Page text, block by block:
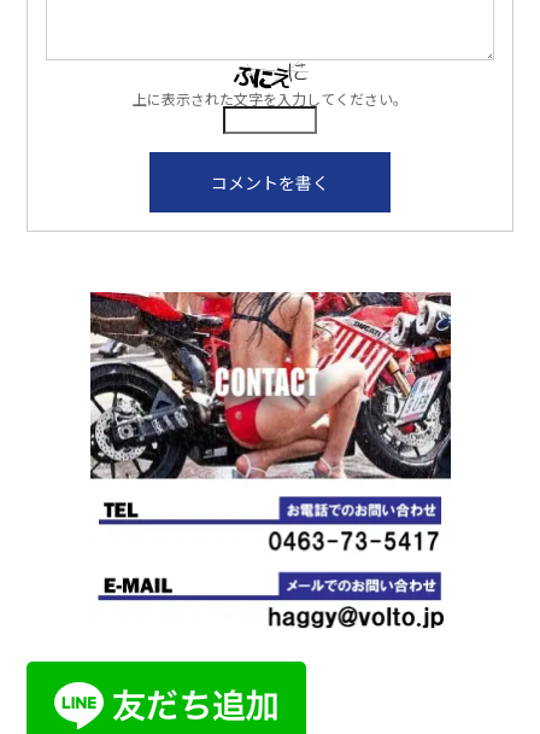
上に表示された文字を入力してください。